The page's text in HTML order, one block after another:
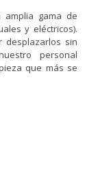
amplia gama de
y eléctricos).
desplazarlos sin
personal
que más se